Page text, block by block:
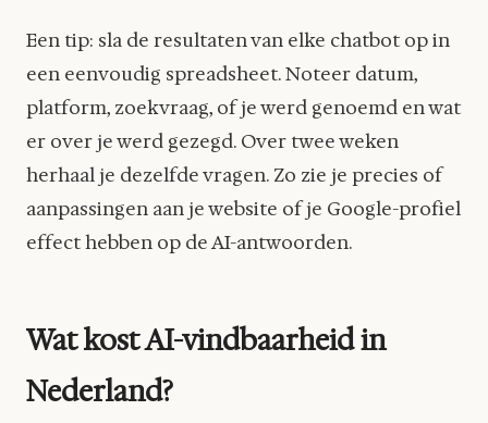
Een tip: sla de resultaten van elke chatbot op in
een eenvoudig spreadsheet. Noteer datum,
platform, zoekvraag, of je werd genoemd en wat
er over je werd gezegd. Over twee weken
herhaal je dezelfde vragen. Zo zie je precies of
aanpassingen aan je website of je Google-profiel
effect hebben op de AI-antwoorden.
Wat kost AI-vindbaarheid in
Nederland?